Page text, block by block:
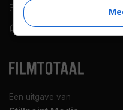
Een uitgave van
RSS-feed
WhatsApp